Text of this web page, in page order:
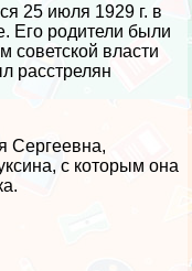
25 июля 1929 г. в
Его родители были
советской власти
расстрелян
Сергеевна,
с которым она